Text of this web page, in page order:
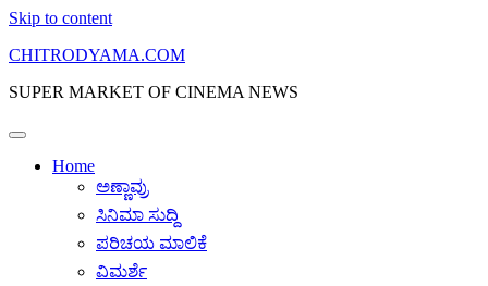
Skip to content
CHITRODYAMA.COM
SUPER MARKET OF CINEMA NEWS
Home
ಅಣ್ಣಾವ್ರು
ಸಿನಿಮಾ ಸುದ್ದಿ
ಪರಿಚಯ ಮಾಲಿಕೆ
ವಿಮರ್ಶೆ